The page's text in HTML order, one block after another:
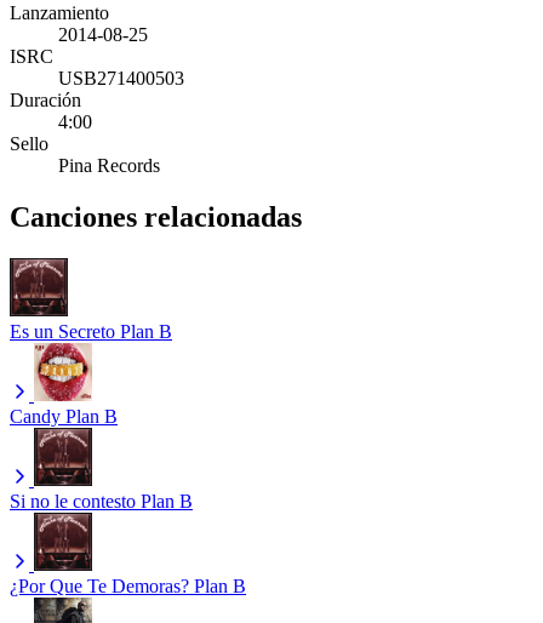
Lanzamiento
2014-08-25
ISRC
USB271400503
Duración
4:00
Sello
Pina Records
Canciones relacionadas
Es un Secreto Plan B
Candy Plan B
Si no le contesto Plan B
¿Por Que Te Demoras? Plan B